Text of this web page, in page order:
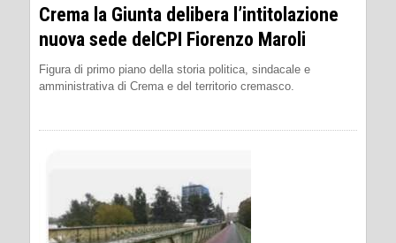
Crema la Giunta delibera l’intitolazione
nuova sede delCPI Fiorenzo Maroli
Figura di primo piano della storia politica, sindacale e
amministrativa di Crema e del territorio cremasco.